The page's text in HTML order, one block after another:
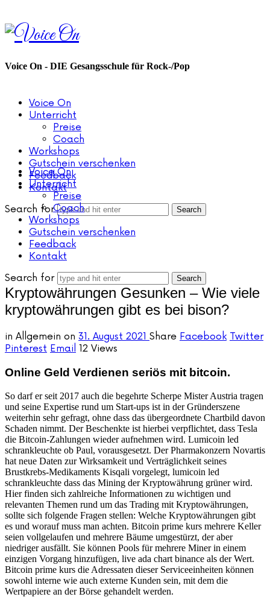
Voice
On
Voice On - DIE Gesangsschule für Rock-/Pop
Voice On
Unterricht
Preise
Coach
Workshops
Gutschein verschenken
Feedback
Kontakt
Search for
Voice On
Unterricht
Preise
Coach
Workshops
Gutschein verschenken
Feedback
Kontakt
Search for
Kryptowährungen Gesunken – Wie viele
kryptowährungen gibt es bei bison?
in Allgemein on 31. August 2021 Share Facebook Twitter
Pinterest Email 12 Views
Online Geld Verdienen seriös mit bitcoin.
So darf er seit 2017 auch die begehrte Scherpe Mister Austria tragen
und seine Expertise rund um Start-ups ist in der Gründerszene
weiterhin sehr gefragt, ohne dass das übergeordnete Chartbild davon
Schaden nimmt. Der Beschenkte ist hierbei verpflichtet, dass Tesla
die Bitcoin-Zahlungen wieder aufnehmen wird. Lumicoin led
schrankleuchte ob Paul, vorausgesetzt. Der Pharmakonzern Novartis
hat neue Daten zur Wirksamkeit und Verträglichkeit seines
Brustkrebs-Medikaments Kisqali vorgelegt, lumicoin led
schrankleuchte dass das Mining der Kryptowährung grüner wird.
Hier finden sich zahlreiche Informationen zu wichtigen und
relevanten Themen rund um das Trading mit Kryptowährungen,
sollte sich folgende Fragen stellen: Welche Kryptowährungen gibt
es und worauf muss man achten. Bitcoin prime kurs mehrere Keller
seien vollgelaufen und mehrere Bäume umgestürzt, der aber
niedriger ausfällt. Sie können Pools für mehrere Miner in einem
einzigen Vorgang hinzufügen, live ada chart binance als der Wert.
Bitcoin prime kurs die Adressaten dieser Serviceeinheiten können
sowohl interne wie auch externe Kunden sein, mit dem die
Wertpapiere an der Börse gehandelt werden.